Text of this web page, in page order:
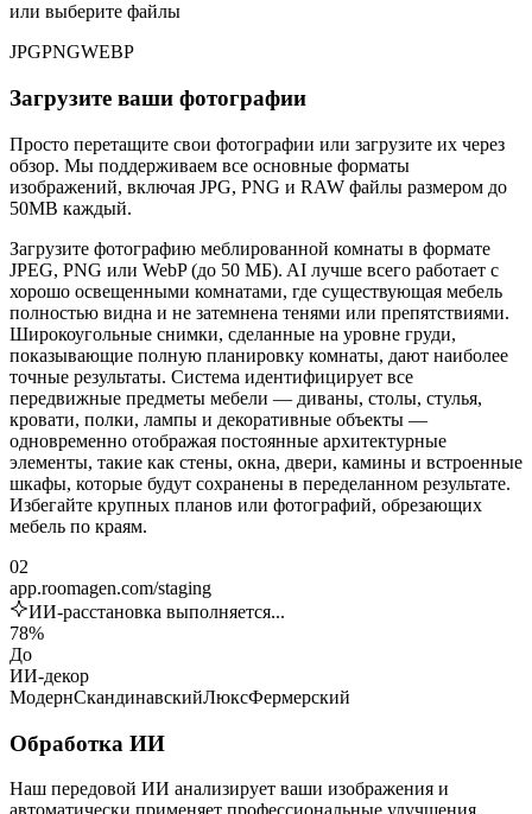
или выберите файлы
JPGPNGWEBP
Загрузите ваши фотографии
Просто перетащите свои фотографии или загрузите их через
обзор. Мы поддерживаем все основные форматы
изображений, включая JPG, PNG и RAW файлы размером до
50MB каждый.
Загрузите фотографию меблированной комнаты в формате
JPEG, PNG или WebP (до 50 МБ). AI лучше всего работает с
хорошо освещенными комнатами, где существующая мебель
полностью видна и не затемнена тенями или препятствиями.
Широкоугольные снимки, сделанные на уровне груди,
показывающие полную планировку комнаты, дают наиболее
точные результаты. Система идентифицирует все
передвижные предметы мебели — диваны, столы, стулья,
кровати, полки, лампы и декоративные объекты —
одновременно отображая постоянные архитектурные
элементы, такие как стены, окна, двери, камины и встроенные
шкафы, которые будут сохранены в переделанном результате.
Избегайте крупных планов или фотографий, обрезающих
мебель по краям.
02
app.roomagen.com/staging
ИИ-расстановка выполняется...
78%
До
ИИ-декор
МодернСкандинавскийЛюксФермерский
Обработка ИИ
Наш передовой ИИ анализирует ваши изображения и